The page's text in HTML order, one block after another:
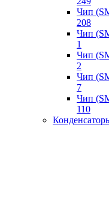
Чип
208
Чип
1
Чип
2
Чип
7
Чип
110